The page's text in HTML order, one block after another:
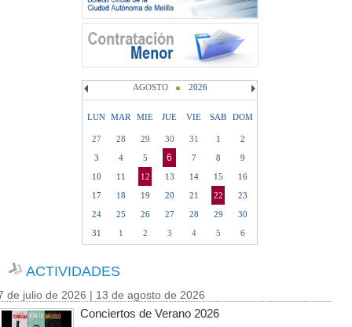
AGOSTO 2026
LUN MAR MIE JUE VIE SAB DOM
27 28 29 30 31 1
2
3
4 5 6 7 8
9
10
11 12 13 14 15
16
17
18 19 20 21 22
23
24
25 26 27 28 29
30
31
1 2 3 4 5 6
ACTIVIDADES
de julio de 2026 | 13 de agosto de 2026
Conciertos de Verano 2026